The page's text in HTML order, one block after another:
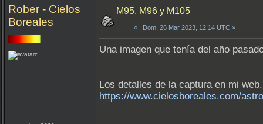
Rober - Cielos
Boreales
M95, M96 y M105
« : Dom, 26 Mar 2023, 12:14 UTC »
Una imagen que tenía del año
Los detalles de la captura en mi web.
https://www.cielosboreales.com/